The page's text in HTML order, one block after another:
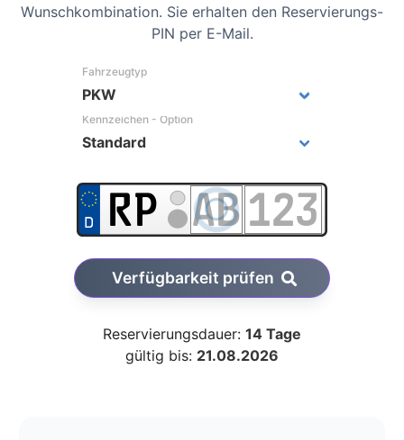
Wunschkombination. Sie erhalten den Reservierungs-
PIN per E-Mail.
Fahrzeugtyp
Kennzeichen - Option
Verfügbarkeit prüfen
Reservierungsdauer: 14 Tage
gültig bis: 21.08.2026